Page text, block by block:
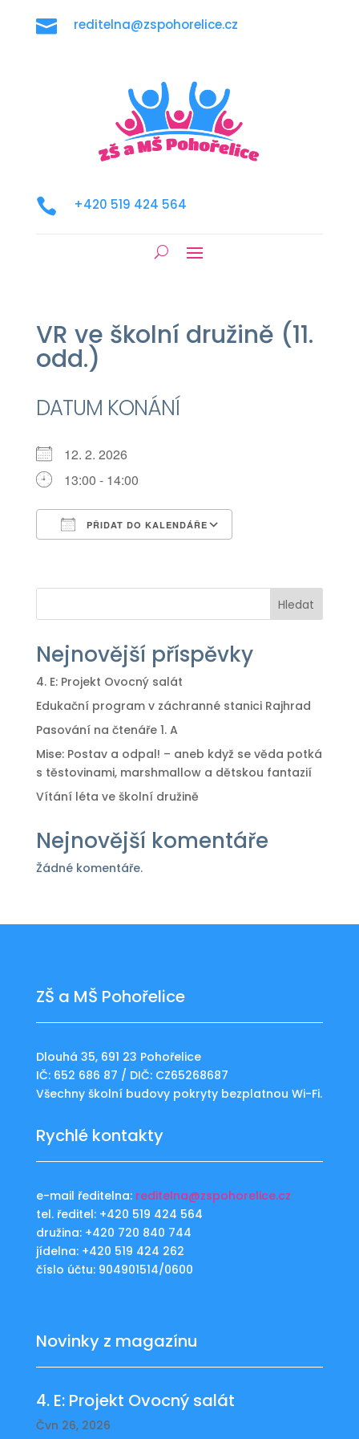
 reditelna@zspohorelice.cz
 +420 519 424 564
VR ve školní družině (11.
odd.)
DATUM KONÁNÍ
12. 2. 2026
13:00 - 14:00
PŘIDAT DO KALENDÁŘE
Hledat
Nejnovější příspěvky
4. E: Projekt Ovocný salát
Edukační program v záchranné stanici Rajhrad
Pasování na čtenáře 1. A
Mise: Postav a odpal! – aneb když se věda potká
s těstovinami, marshmallow a dětskou fantazií
Vítání léta ve školní družině
Nejnovější komentáře
Žádné komentáře.
ZŠ a MŠ Pohořelice
Dlouhá 35, 691 23 Pohořelice
IČ: 652 686 87 / DIČ: CZ65268687
Všechny školní budovy pokryty bezplatnou Wi-Fi.
Rychlé kontakty
e-mail ředitelna: reditelna@zspohorelice.cz
tel. ředitel: +420 519 424 564
družina: +420 720 840 744
jídelna: +420 519 424 262
číslo účtu: 904901514/0600
Novinky z magazínu
4. E: Projekt Ovocný salát
Čvn 26, 2026